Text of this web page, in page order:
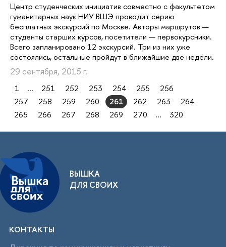
Центр студенческих инициатив совместно с факультетом
гуманитарных наук НИУ ВШЭ проводит серию
бесплатных экскурсий по Москве. Авторы маршрутов —
студенты старших курсов, посетители — первокурсники.
Всего запланировано 12 экскурсий. Три из них уже
состоялись, остальные пройдут в ближайшие две недели.
29 сентября, 2015 г.
1 ... 251 252 253 254 255
256
257
258 259 260 261 262 263
264
265
266 267 268 269 270 ... 320
ВЫШКА
ДЛЯ СВОИХ
КОНТАКТЫ